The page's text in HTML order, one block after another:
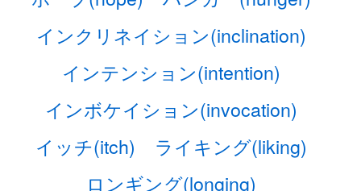
インクリネイション(inclination)
インテンション(intention)
インボケイション(invocation)
イッチ(itch)
ライキング(liking)
ロンギング(longing)